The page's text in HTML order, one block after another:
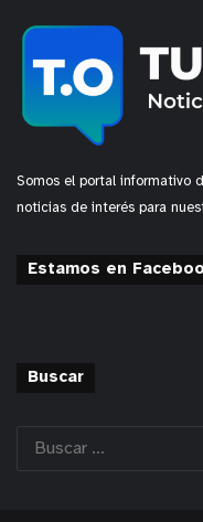
Somos el portal informativo
noticias de interés para
Estamos en
Buscar